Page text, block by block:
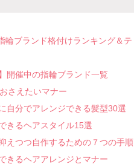
輪ブランド格付けランキング＆テ
開催中の指輪ブランド一覧
さえたいマナー
自分でアレンジできる髪型30選
きるヘアスタイル15選
えつつ自作するための７つの手順
きるヘアアレンジとマナー